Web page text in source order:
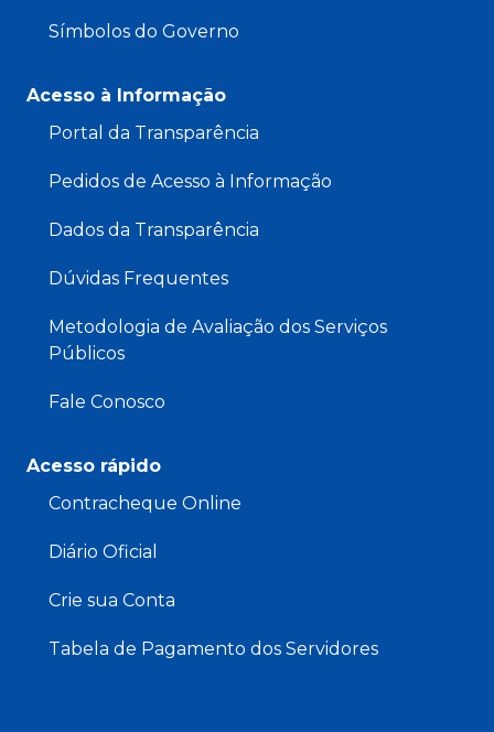
Símbolos do Governo
Acesso à Informação
Portal da Transparência
Pedidos de Acesso à Informação
Dados da Transparência
Dúvidas Frequentes
Metodologia de Avaliação dos Serviços
Públicos
Fale Conosco
Acesso rápido
Contracheque Online
Diário Oficial
Crie sua Conta
Tabela de Pagamento dos Servidores